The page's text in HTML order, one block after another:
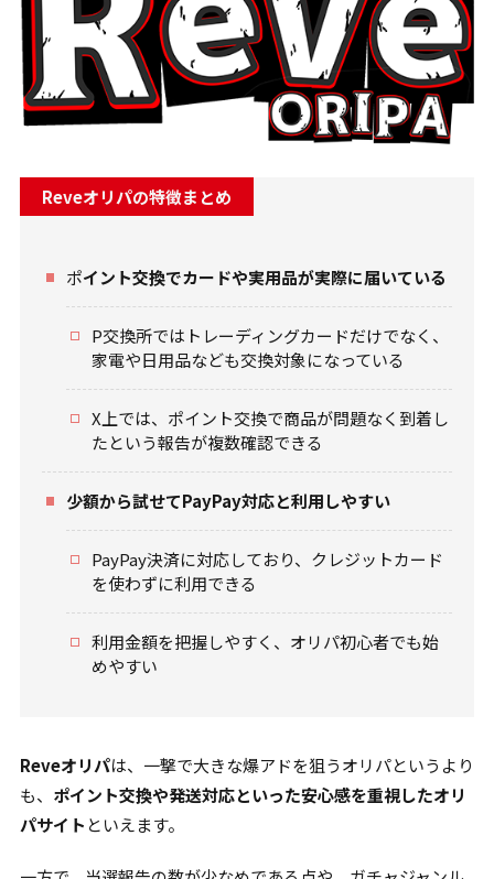
Reveオリパの特徴まとめ
ポイント交換でカードや実用品が実際に届いている
P交換所ではトレーディングカードだけでなく、
家電や日用品なども交換対象になっている
X上では、ポイント交換で商品が問題なく到着し
たという報告が複数確認できる
少額から試せてPayPay対応と利用しやすい
PayPay決済に対応しており、クレジットカード
を使わずに利用できる
利用金額を把握しやすく、オリパ初心者でも始
めやすい
Reveオリパは、一撃で大きな爆アドを狙うオリパというより
も、 ポイント交換や発送対応といった安心感を重視したオリ
パサイト といえます。